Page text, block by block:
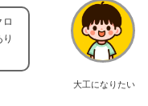
大工になりたい